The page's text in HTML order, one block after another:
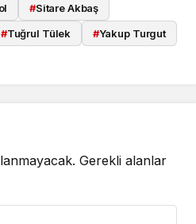
#Sitare Akbaş
#Tuğrul Tülek #Yakup Turgut
Gerekli alanlar